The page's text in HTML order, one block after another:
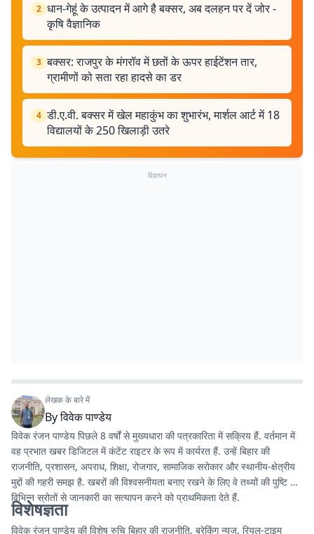
2 धान-गेहूं के उत्पादन में आगे है बक्सर, अब दलहन पर दें जोर -
कृषि वैज्ञानिक
3 बक्सर: राजपुर के मंगरॉव में छतों के ऊपर हाईटेंशन तार,
ग्रामीणों को सता रहा हादसे का डर
4 डी.ए.वी. बक्सर में खेल महाकुंभ का शुभारंभ, मार्शल आर्ट में 18
विद्यालयों के 250 खिलाड़ी उतरे
विज्ञापन
लेखक के बारे में
Byविवेक पाण्डेय
विवेक रंजन पाण्डेय पिछले 8 वर्षों से मुख्यधारा की पत्रकारिता में सक्रिय हैं. वर्तमान में
वह प्रभात खबर डिजिटल में कंटेंट राइटर के रूप में कार्यरत हैं. उन्हें बिहार की
राजनीति, प्रशासन, अपराध, शिक्षा, रोजगार, सामाजिक सरोकार और स्थानीय-क्षेत्रीय
मुद्दों की गहरी समझ है. खबरों की विश्वसनीयता बनाए रखने के लिए वे तथ्यों की पुष्टि और
विभिन्न स्रोतों से जानकारी का सत्यापन करने को प्राथमिकता देते हैं.
विशेषज्ञता
विवेक रंजन पाण्डेय की विशेष रुचि बिहार की राजनीति, ब्रेकिंग न्यूज, रियल-टाइम